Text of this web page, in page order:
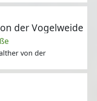
der Vogelweide
von der